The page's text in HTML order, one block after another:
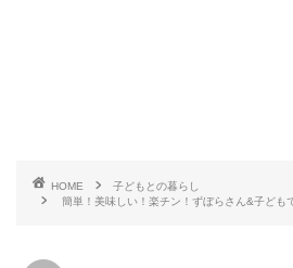
HOME
子どもとの暮らし
簡単！美味しい！楽チン！ずぼらさん&子ども